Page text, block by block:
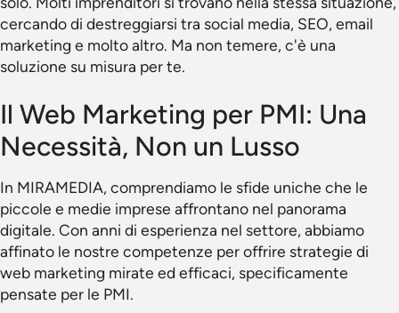
cercando di destreggiarsi tra social media, SEO, email
marketing e molto altro. Ma non temere, c'è una
soluzione su misura per te.
Il Web Marketing per PMI: Una
Necessità, Non un Lusso
In MIRAMEDIA, comprendiamo le sfide uniche che le
piccole e medie imprese affrontano nel panorama
digitale. Con anni di esperienza nel settore, abbiamo
affinato le nostre competenze per offrire strategie di
web marketing mirate ed efficaci, specificamente
pensate per le PMI.